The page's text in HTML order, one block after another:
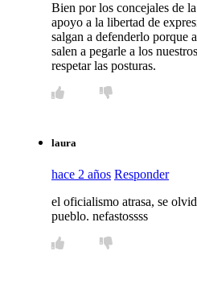
Bien por los concejales de
apoyo a la libertad de
salgan a defenderlo porque
salen a pegarle a los
respetar las posturas.
laura
hace 2 años Responder
el oficialismo atrasa, se
pueblo. nefastossss